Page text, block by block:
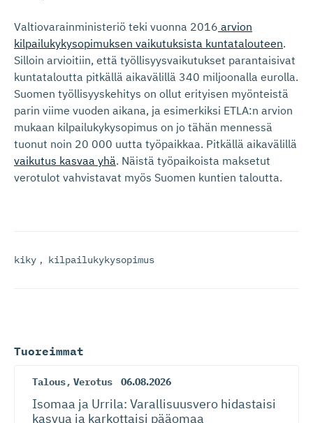
Valtiovarainministeriö teki vuonna 2016 arvion
kilpailukykysopimuksen vaikutuksista kuntatalouteen.
Silloin arvioitiin, että työllisyysvaikutukset parantaisivat
kuntataloutta pitkällä aikavälillä 340 miljoonalla eurolla.
Suomen työllisyyskehitys on ollut erityisen myönteistä
parin viime vuoden aikana, ja esimerkiksi ETLA:n arvion
mukaan kilpailukykysopimus on jo tähän mennessä
tuonut noin 20 000 uutta työpaikkaa. Pitkällä aikavälillä
vaikutus kasvaa yhä. Näistä työpaikoista maksetut
verotulot vahvistavat myös Suomen kuntien taloutta.
kiky , kilpailukykysopimus
Tuoreimmat
Talous, Verotus 06.08.2026
Isomaa ja Urrila: Varallisuusvero hidastaisi
kasvua ja karkottaisi pääomaa